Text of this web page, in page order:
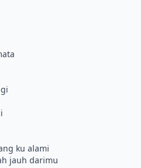
ku alami
jauh darimu